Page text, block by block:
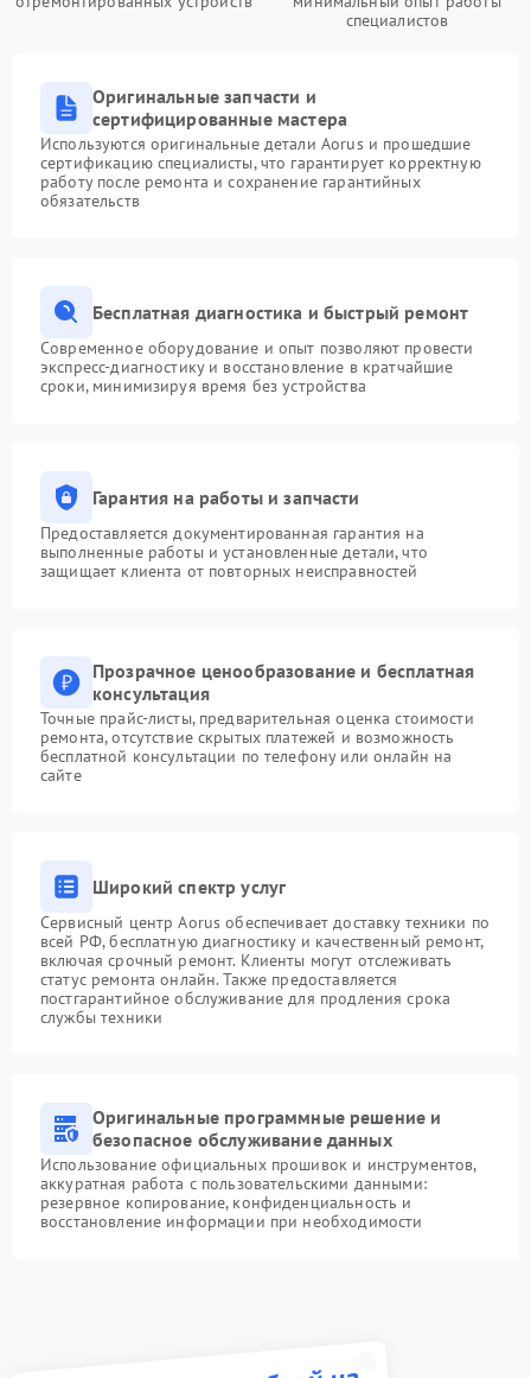
специалистов
Оригинальные запчасти и
сертифицированные мастера
Используются оригинальные детали Aorus и прошедшие
сертификацию специалисты, что гарантирует корректную
работу после ремонта и сохранение гарантийных
обязательств
Бесплатная диагностика и быстрый ремонт
Современное оборудование и опыт позволяют провести
экспресс-диагностику и восстановление в кратчайшие
сроки, минимизируя время без устройства
Гарантия на работы и запчасти
Предоставляется документированная гарантия на
выполненные работы и установленные детали, что
защищает клиента от повторных неисправностей
Прозрачное ценообразование и бесплатная
консультация
Точные прайс-листы, предварительная оценка стоимости
ремонта, отсутствие скрытых платежей и возможность
бесплатной консультации по телефону или онлайн на
сайте
Широкий спектр услуг
Сервисный центр Aorus обеспечивает доставку техники по
всей РФ, бесплатную диагностику и качественный ремонт,
включая срочный ремонт. Клиенты могут отслеживать
статус ремонта онлайн. Также предоставляется
постгарантийное обслуживание для продления срока
службы техники
Оригинальные программные решение и
безопасное обслуживание данных
Использование официальных прошивок и инструментов,
аккуратная работа с пользовательскими данными:
резервное копирование, конфиденциальность и
восстановление информации при необходимости